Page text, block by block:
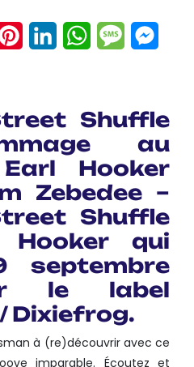
Pinterest
LinkedInWhatsApp
Shuffle
au
Hooker
Zebedee –
Shuffle
qui
le label
/ Dixiefrog.
à (re)découvrir avec ce
imparable. Écoutez et